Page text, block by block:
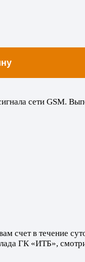
cети GSM.
счет в течение
ГК «ИТБ»,